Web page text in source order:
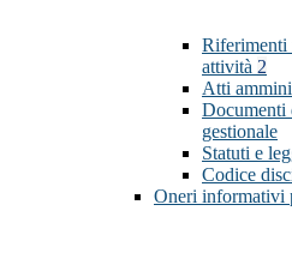
Riferimenti
attività 2
Atti
Documenti
gestionale
Statuti e
Codice
Oneri informativi